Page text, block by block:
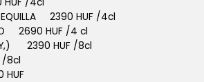
2390 HUF /4cl
2690 HUF /4 cl
2390 HUF /8cl
/8cl
HUF